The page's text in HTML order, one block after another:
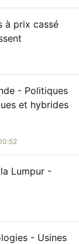
à prix cassé
- Politiques
et hybrides
Lumpur -
- Usines